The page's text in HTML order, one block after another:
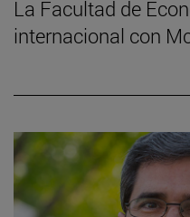
La Facultad de
internacional con